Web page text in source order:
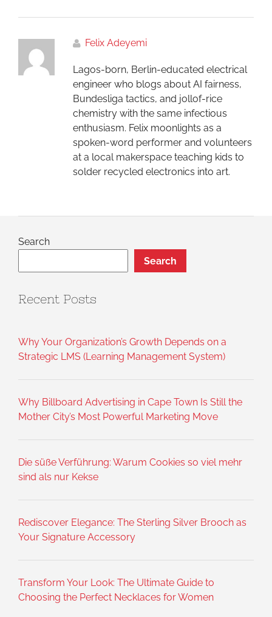
Felix Adeyemi
Lagos-born, Berlin-educated electrical
engineer who blogs about AI fairness,
Bundesliga tactics, and jollof-rice
chemistry with the same infectious
enthusiasm. Felix moonlights as a
spoken-word performer and volunteers
at a local makerspace teaching kids to
solder recycled electronics into art.
Search
Search
Recent Posts
Why Your Organization’s Growth Depends on a
Strategic LMS (Learning Management System)
Why Billboard Advertising in Cape Town Is Still the
Mother City’s Most Powerful Marketing Move
Die süße Verführung: Warum Cookies so viel mehr
sind als nur Kekse
Rediscover Elegance: The Sterling Silver Brooch as
Your Signature Accessory
Transform Your Look: The Ultimate Guide to
Choosing the Perfect Necklaces for Women